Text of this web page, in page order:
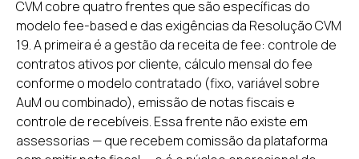
CVM cobre quatro frentes que são específicas do
modelo fee-based e das exigências da Resolução CVM
19. A primeira é a gestão da receita de fee: controle de
contratos ativos por cliente, cálculo mensal do fee
conforme o modelo contratado (fixo, variável sobre
AuM ou combinado), emissão de notas fiscais e
controle de recebíveis. Essa frente não existe em
assessorias — que recebem comissão da plataforma